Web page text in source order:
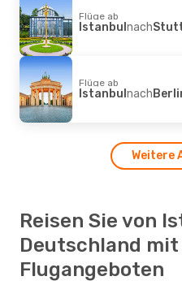
Flüge ab
Istanbulnach
Flüge ab
Istanbulnach
Weitere
Reisen Sie von
Deutschland mit
Flugangeboten